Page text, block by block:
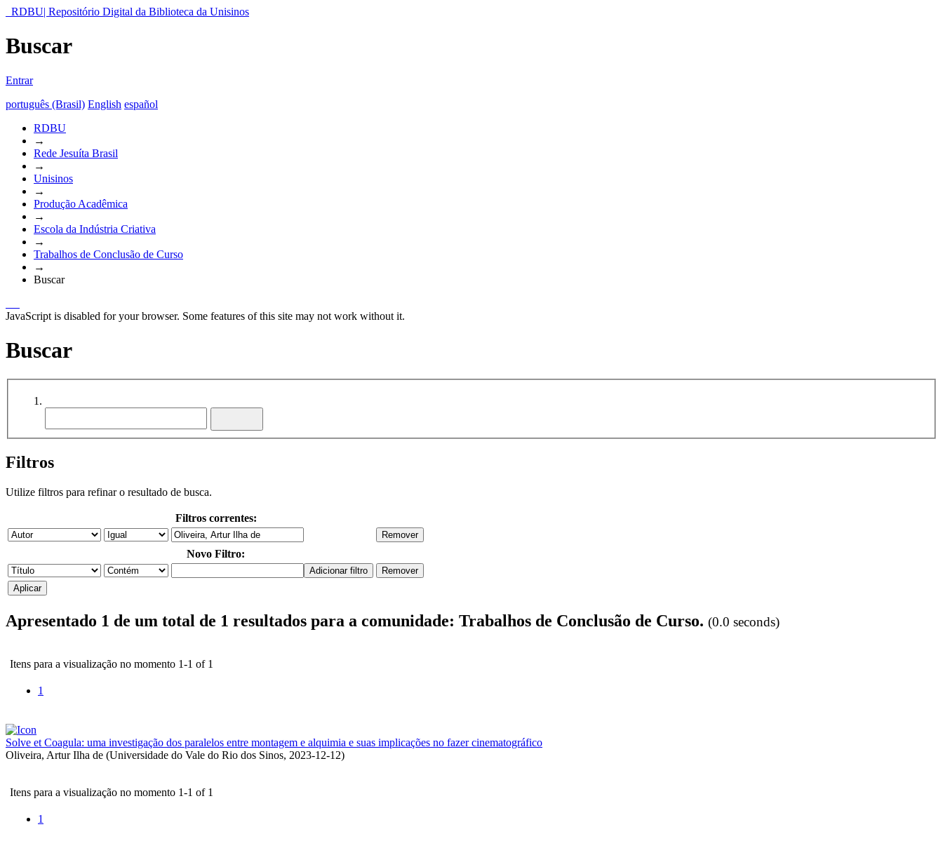
RDBU| Repositório Digital da Biblioteca da Unisinos
Buscar
Entrar
português (Brasil) English español
RDBU
→
Rede Jesuíta Brasil
→
Unisinos
→
Produção Acadêmica
→
Escola da Indústria Criativa
→
Trabalhos de Conclusão de Curso
→
Buscar
JavaScript is disabled for your browser. Some features of this site may not work without it.
Buscar
Filtros
Utilize filtros para refinar o resultado de busca.
Filtros correntes:
Novo Filtro:
Apresentado 1 de um total de 1 resultados para a comunidade: Trabalhos de Conclusão de Curso. (0.0 seconds)
Itens para a visualização no momento 1-1 of 1
1
Solve et Coagula: uma investigação dos paralelos entre montagem e alquimia e suas implicações no fazer cinematográfico
Oliveira, Artur Ilha de (Universidade do Vale do Rio dos Sinos, 2023-12-12)
Itens para a visualização no momento 1-1 of 1
1